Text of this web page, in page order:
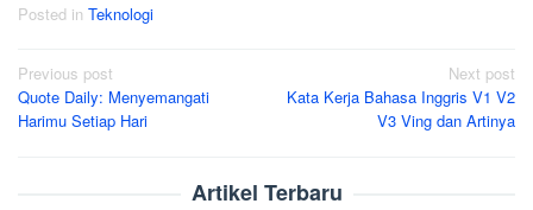
Posted in Teknologi
Post
navigation
Previous post
Quote Daily: Menyemangati
Harimu Setiap Hari
Next post
Kata Kerja Bahasa Inggris V1 V2
V3 Ving dan Artinya
Artikel Terbaru